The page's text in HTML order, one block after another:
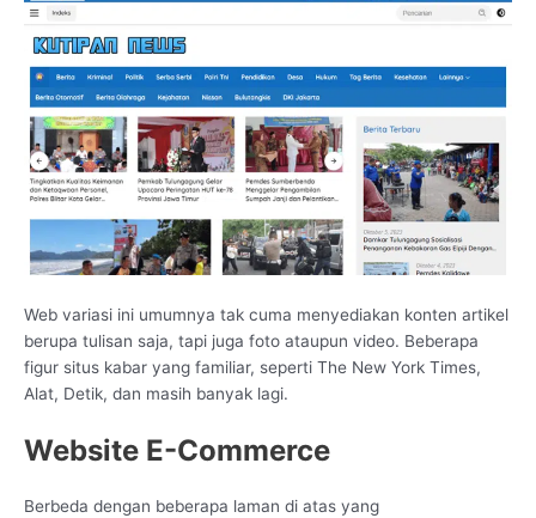
Web variasi ini umumnya tak cuma menyediakan konten artikel
berupa tulisan saja, tapi juga foto ataupun video. Beberapa
figur situs kabar yang familiar, seperti The New York Times,
Alat, Detik, dan masih banyak lagi.
Website E-Commerce
Berbeda dengan beberapa laman di atas yang